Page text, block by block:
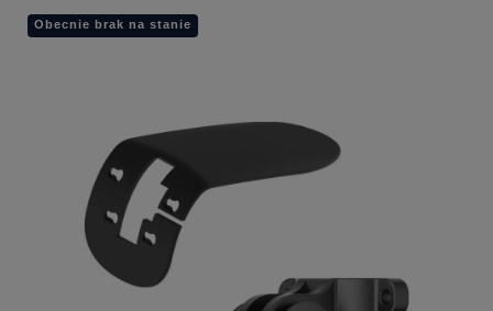
Obecnie brak na stanie